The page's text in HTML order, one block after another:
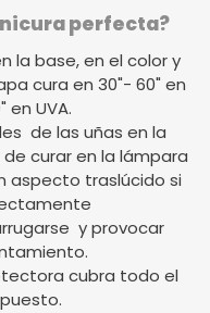
perfecta?
la base, en el color y
cura en 30"- 60" en
en UVA.
de las uñas en la
curar en la lámpara
aspecto traslúcido si
y provocar
cubra todo el